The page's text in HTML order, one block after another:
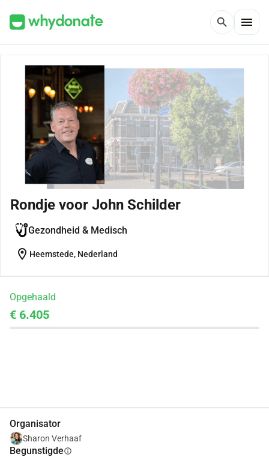
search menu
Rondje voor John Schilder
Gezondheid & Medisch
location_on Heemstede, Nederland
Opgehaald
€ 6.405
Organisator
Sharon Verhaaf
Begunstigdeinfo